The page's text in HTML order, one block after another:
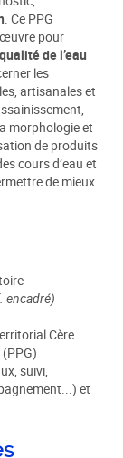
. Ce PPG
œuvre pour
de l’eau
les
artisanales et
morphologie et
de produits
cours d’eau et
de mieux
encadré)
Cère
suivi,
et